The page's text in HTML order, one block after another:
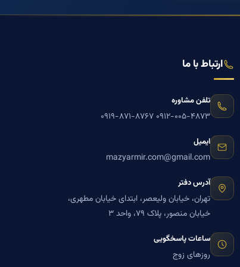
ارتباط با ما
تلفن مشاوره
۰۹۱۲-۰۰۵-۴۸۷۳ ۰۹۱۹-۸۷۱-۸۷۶۷
ایمیل
mazyarmir.com@gmail.com
آدرس دفتر
تهران، خیابان ولیعصر، ابتدای خیابان مطهری،
خیابان منصور، پلاک ۷۹، واحد ۳
ساعات پاسخگویی
روزهای زوج